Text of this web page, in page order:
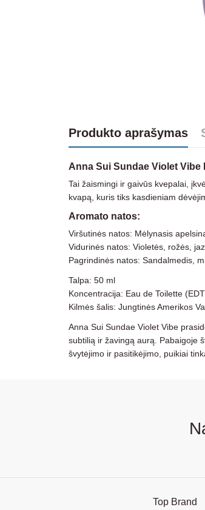
Produkto aprašymas
Anna Sui Sundae Violet Vibe
Tai žaismingi ir gaivūs kvepalai,
kvapą, kuris tiks kasdieniam
Aromato natos:
Viršutinės natos: Mėlynasis
Vidurinės natos: Violetės, rožės,
Pagrindinės natos: Sandalmedis,
Talpa: 50 ml
Koncentracija: Eau de Toilette
Kilmės šalis: Jungtinės Amerikos
Anna Sui Sundae Violet Vibe
subtilią ir žavingą aurą. Pabaigoje
švytėjimo ir pasitikėjimo, puikiai
Top Brand